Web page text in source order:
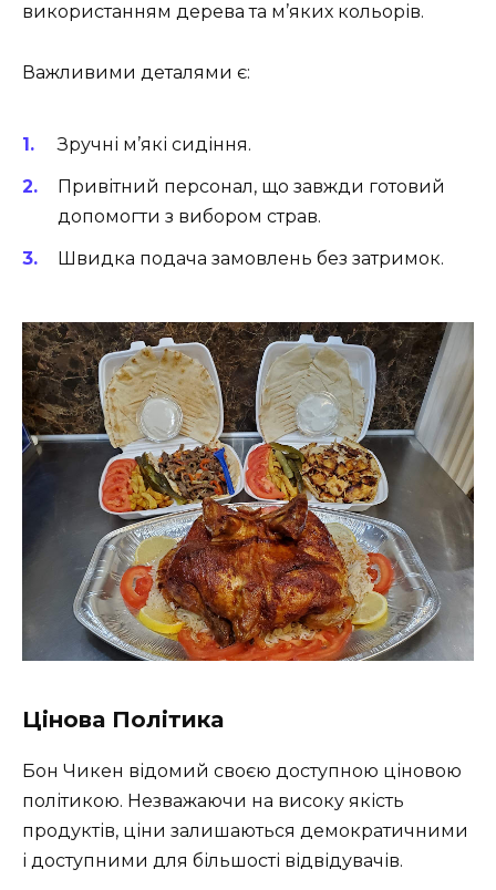
використанням дерева та м’яких кольорів.
Важливими деталями є:
Зручні м’які сидіння.
Привітний персонал, що завжди готовий
допомогти з вибором страв.
Швидка подача замовлень без затримок.
Цінова Політика
Бон Чикен відомий своєю доступною ціновою
політикою. Незважаючи на високу якість
продуктів, ціни залишаються демократичними
і доступними для більшості відвідувачів.